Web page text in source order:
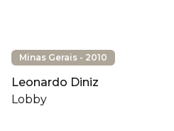
Minas Gerais - 2010
Leonardo Diniz
Lobby